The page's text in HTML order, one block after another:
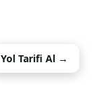
Yol Tarifi Al →